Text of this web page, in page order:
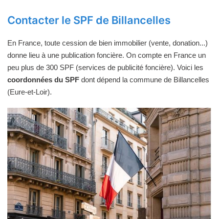
Contacter le SPF de Billancelles
En France, toute cession de bien immobilier (vente, donation...)
donne lieu à une publication foncière. On compte en France un
peu plus de 300 SPF (services de publicité foncière). Voici les
coordonnées du SPF dont dépend la commune de Billancelles
(Eure-et-Loir).